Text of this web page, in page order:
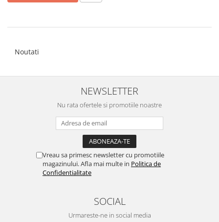
Noutati
NEWSLETTER
Nu rata ofertele si promotiile noastre
Vreau sa primesc newsletter cu promotiile
magazinului. Afla mai multe in Politica de
Confidentialitate
SOCIAL
Urmareste-ne in social media